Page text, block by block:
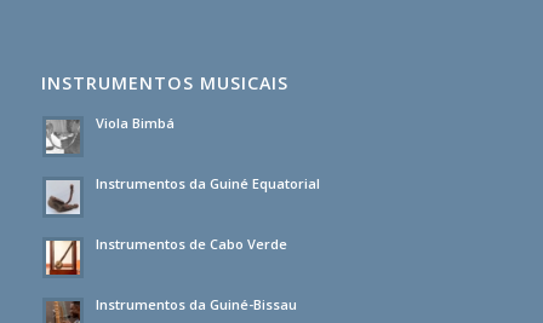
INSTRUMENTOS MUSICAIS
Viola Bimbá
Instrumentos da Guiné Equatorial
Instrumentos de Cabo Verde
Instrumentos da Guiné-Bissau